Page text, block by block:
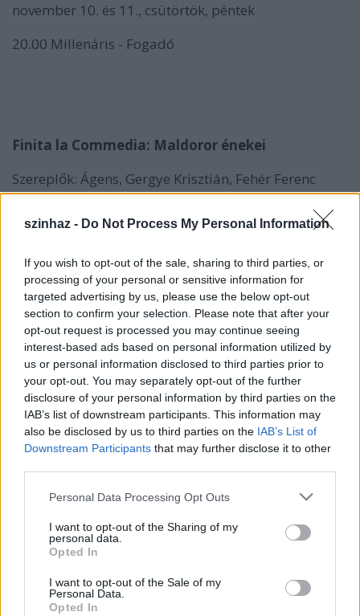
szinhaz - Do Not Process My Personal Information
If you wish to opt-out of the sale, sharing to third parties, or
processing of your personal or sensitive information for
targeted advertising by us, please use the below opt-out
section to confirm your selection. Please note that after your
opt-out request is processed you may continue seeing
interest-based ads based on personal information utilized by
us or personal information disclosed to third parties prior to
your opt-out. You may separately opt-out of the further
disclosure of your personal information by third parties on the
IAB’s list of downstream participants. This information may
also be disclosed by us to third parties on the IAB’s List of
Downstream Participants that may further disclose it to other
Please note that this website/app uses one or more Google
not limited to your visit or usage behaviour. You may click to
grant or deny consent to Google and its third-party tags to
use your data for below specified purposes in below Google
consent section.
Personal Data Processing Opt Outs
I want to opt-out of the Sharing of my
personal data.
Opted In
I want to opt-out of the Sale of my
Personal Data.
Opted In
november 10. és 11., csütörtök, péntek
20.00 Millenáris - Fogadó
Finita la Commedia: Maldoror énekei
Szereplők: Ágens, Gergye Krisztián, Fehér Ferenc
Krisztián, Ágens
Videó: Szenteleki Dóra
Fény: Szirtes Attila
Smink: Károlyi Balázs
Zenei szerkesztő: Kovacsovics Dávid
Rendező:O. Caruso
Káoszból és feszületből gyúrt látomás.
Mélységet és magasságot ostromló elutasítás.
Önkívület és öntudat borzasztó keveréke.
Maldoror éneke, teste, szelleme, árnya a mi